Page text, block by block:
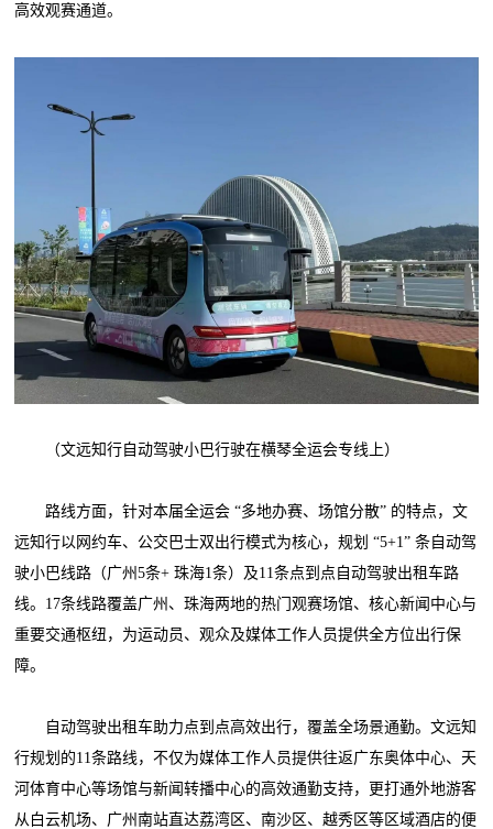
高效观赛通道。
（文远知行自动驾驶小巴行驶在横琴全运会专线上）
路线方面，针对本届全运会 “多地办赛、场馆分散” 的特点，文
远知行以网约车、公交巴士双出行模式为核心，规划 “5+1” 条自动驾
驶小巴线路（广州5条+ 珠海1条）及11条点到点自动驾驶出租车路
线。17条线路覆盖广州、珠海两地的热门观赛场馆、核心新闻中心与
重要交通枢纽，为运动员、观众及媒体工作人员提供全方位出行保
障。
自动驾驶出租车助力点到点高效出行，覆盖全场景通勤。文远知
行规划的11条路线，不仅为媒体工作人员提供往返广东奥体中心、天
河体育中心等场馆与新闻转播中心的高效通勤支持，更打通外地游客
从白云机场、广州南站直达荔湾区、南沙区、越秀区等区域酒店的便